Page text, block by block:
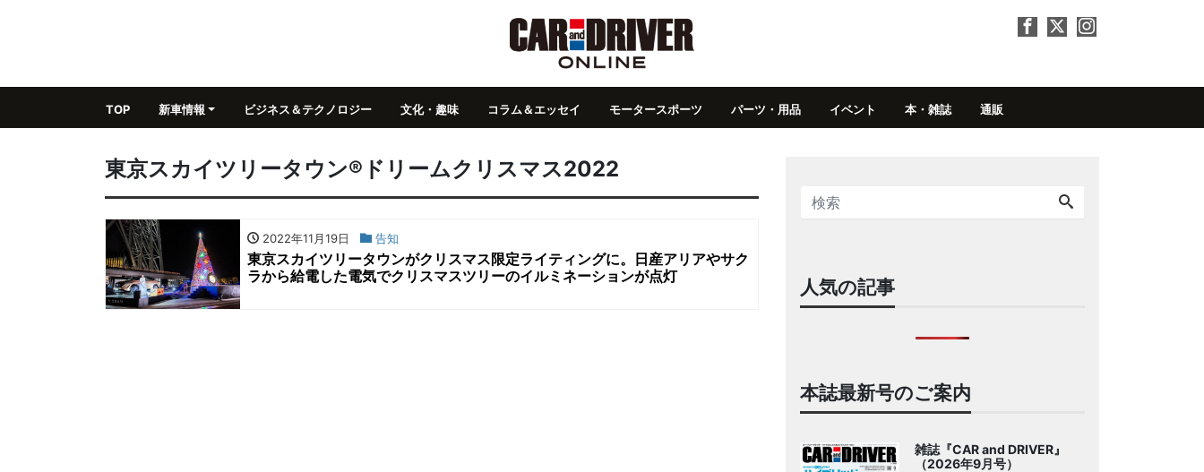
TOP 新車情報 ビジネス＆テクノロジー 文化・趣味 コラム＆エッセイ モータースポーツ パーツ・用品 イベント 本・雑誌 通販
東京スカイツリータウン®ドリームクリスマス2022
2022年11月19日 告知
東京スカイツリータウンがクリスマス限定ライティングに。日産アリアやサク
ラから給電した電気でクリスマスツリーのイルミネーションが点灯
人気の記事
本誌最新号のご案内
雑誌『CAR and DRIVER』
（2026年9月号）